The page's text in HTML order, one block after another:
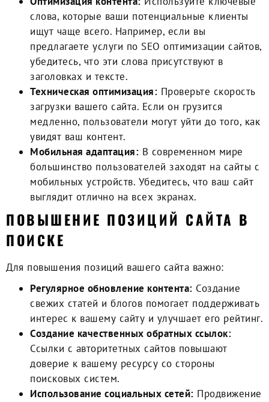
слова, которые ваши потенциальные клиенты
ищут чаще всего. Например, если вы
предлагаете услуги по SEO оптимизации сайтов,
убедитесь, что эти слова присутствуют в
заголовках и тексте.
Техническая оптимизация: Проверьте скорость
загрузки вашего сайта. Если он грузится
медленно, пользователи могут уйти до того, как
увидят ваш контент.
Мобильная адаптация: В современном мире
большинство пользователей заходят на сайты с
мобильных устройств. Убедитесь, что ваш сайт
выглядит отлично на всех экранах.
ПОВЫШЕНИЕ ПОЗИЦИЙ САЙТА В
ПОИСКЕ
Для повышения позиций вашего сайта важно:
Регулярное обновление контента: Создание
свежих статей и блогов помогает поддерживать
интерес к вашему сайту и улучшает его рейтинг.
Создание качественных обратных ссылок:
Ссылки с авторитетных сайтов повышают
доверие к вашему ресурсу со стороны
поисковых систем.
Использование социальных сетей: Продвижение